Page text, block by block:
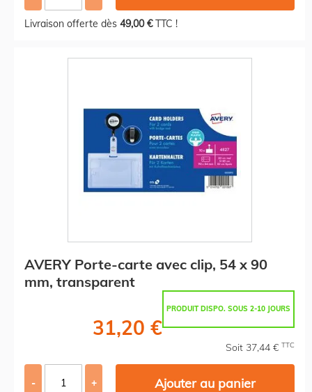
Livraison offerte dès 49,00 €TTC !
AVERY Porte-carte avec clip, 54 x 90
mm, transparent
PRODUIT DISPO. SOUS 2-10 JOURS
31,20 €
Soit 37,44 € TTC
- + Ajouter au panier